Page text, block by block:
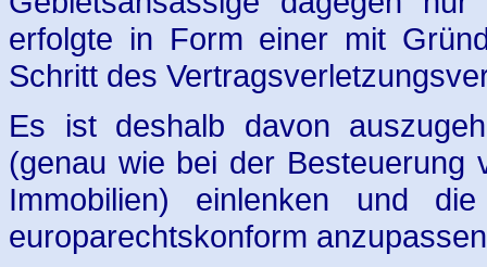
erfolgte in Form einer mit
Schritt des
Es ist deshalb davon
(genau wie bei der Besteuerung
Immobilien) einlenken und
europarechtskonform